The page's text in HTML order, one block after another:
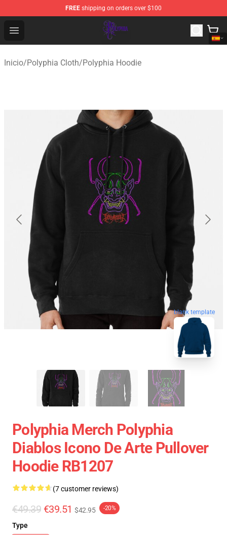
FREE shipping on orders over $100
Open menu
Polyphia Shop - Official Polyphia Merchandise Store
Inicio/Polyphia Cloth/Polyphia Hoodie
blank template
Polyphia Merch Polyphia
Diablos Icono De Arte Pullover
Hoodie RB1207
(7 customer reviews)
€49.39 €39.51 $42.95 -20%
Type